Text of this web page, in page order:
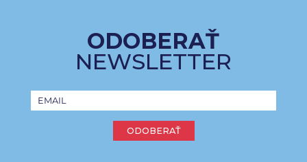
ODOBERAŤ
NEWSLETTER
ODOBERAŤ